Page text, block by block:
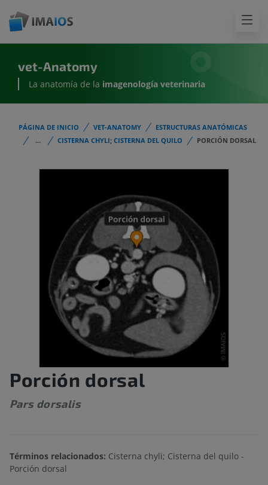
vet-Anatomy
La anatomía de la imagenología veterinaria
PÁGINA DE INICIO VET-ANATOMY
ESTRUCTURAS ANATÓMICAS
...
CISTERNA CHYLI; CISTERNA DEL QUILO PORCIÓN DORSAL
Porción dorsal
Pars dorsalis
Términos relacionados: Cisterna chyli; Cisterna del quilo -
Porción dorsal